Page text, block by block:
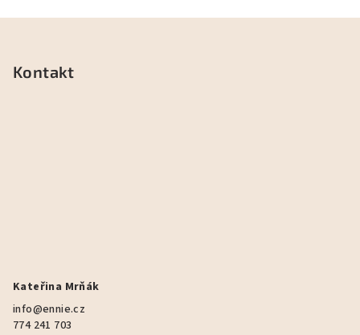
Kontakt
Kateřina Mrňák
info@ennie.cz
774 241 703